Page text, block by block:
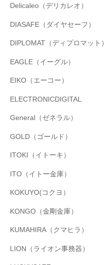
Delicaleo（デリカレオ）
DIASAFE（ダイヤセーフ）
DIPLOMAT（ディプロマット）
EAGLE（イーグル）
EIKO（エーコー）
ELECTRONICDIGITAL
General（ゼネラル）
GOLD（ゴールド）
ITOKI（イトーキ）
ITO（イトー金庫）
KOKUYO(コクヨ）
KONGO（金剛金庫）
KUMAHIRA（クマヒラ）
LION（ライオン事務器）